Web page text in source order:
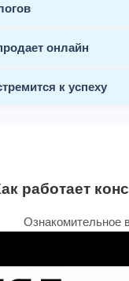
онлайн
к успеху
работает
Ознакомительное